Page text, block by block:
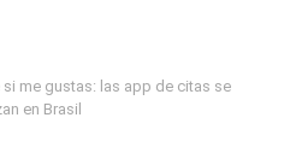
me gustas: las app de citas se
en Brasil